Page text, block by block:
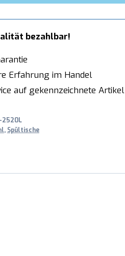
bezahlbar!
Erfahrung im Handel
auf gekennzeichnete Artikel
2520L
, Spültische